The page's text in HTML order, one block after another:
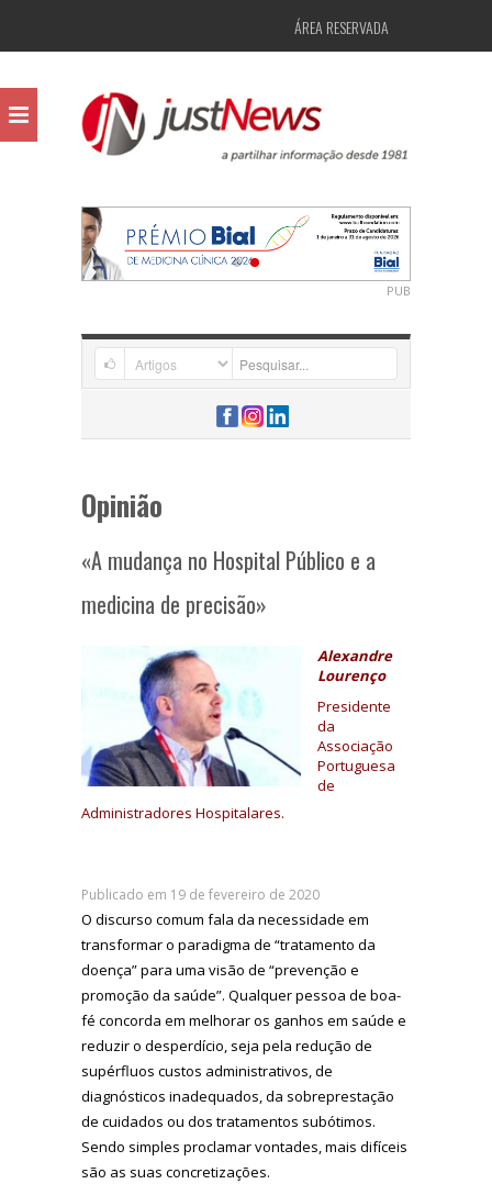
ÁREA RESERVADA
PUB
Opinião
«A mudança no Hospital Público e a
medicina de precisão»
Alexandre
Lourenço
Presidente
da
Associação
Portuguesa
de
Administradores Hospitalares.
Publicado em 19 de fevereiro de 2020
O discurso comum fala da necessidade em
transformar o paradigma de “tratamento da
doença” para uma visão de “prevenção e
promoção da saúde”. Qualquer pessoa de boa-
fé concorda em melhorar os ganhos em saúde e
reduzir o desperdício, seja pela redução de
supérfluos custos administrativos, de
diagnósticos inadequados, da sobreprestação
de cuidados ou dos tratamentos subótimos.
Sendo simples proclamar vontades, mais difíceis
são as suas concretizações.